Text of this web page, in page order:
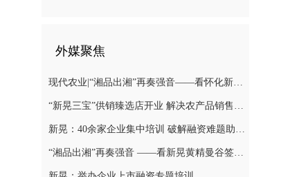
外媒聚焦
现代农业|“湘品出湘”再奏强音——看怀化新晃黄精曼谷签单背后的“强链密码”
“新晃三宝”供销臻选店开业 解决农产品销售难题
新晃：40余家企业集中培训 破解融资难题助力发展
“湘品出湘”再奏强音 ——看新晃黄精曼谷签单背后的“强链密码”